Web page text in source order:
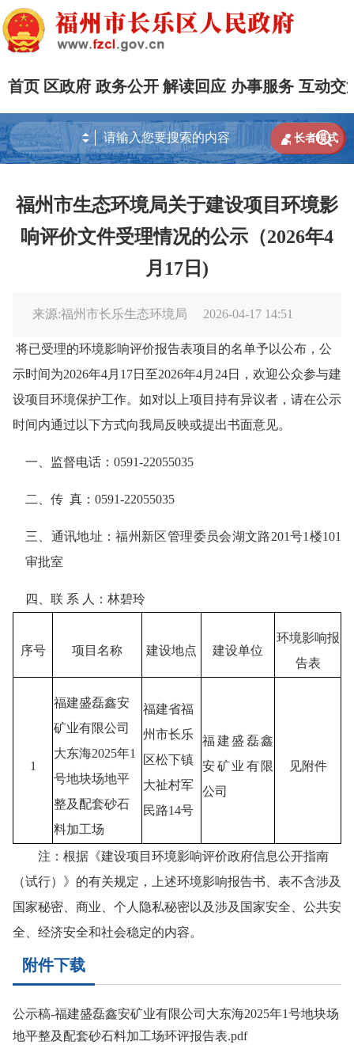
首页 区政府 政务公开 解读回应 办事服务 互动交

 长者模式
福州市生态环境局关于建设项目环境影
响评价文件受理情况的公示（2026年4
月17日)
来源:福州市长乐生态环境局 2026-04-17 14:51
将已受理的环境影响评价报告表项目的名单予以公布，公
示时间为2026年4月 17日至2026年4月24日，欢迎公众参与建
设项目环境保护工作。如对以上项目持有异议者，请在公示
时间内通过以下方式向我局反映或提出书面意见。
一、 监督电话： 0591-22055035
二、 传 真： 0591-22055035
三、 通讯地址：福州新区管理委员会湖文路201号1楼101
审批室
四、 联 系 人：林碧玲
序号 项目名称 建设地点 建设单位
环境影响报
告表
1
福建盛磊鑫安
矿业有限公司
大东海2025年1
号地块场地平
整及配套砂石
料加工场
福建省福
州市长乐
区松下镇
大祉村军
民路14号
福建盛磊鑫
安矿业有限
公司
见附件
注：根据《建设项目环境影响评价政府信息公开指南
（试行）》的有关规定，上述环境影响报告书、表不含涉及
国家秘密、商业、个人隐私秘密以及涉及国家安全、公共安
全、经济安全和社会稳定的内容。
附件下载
公示稿-福建盛磊鑫安矿业有限公司大东海2025年1号地块场
地平整及配套砂石料加工场环评报告表.pdf